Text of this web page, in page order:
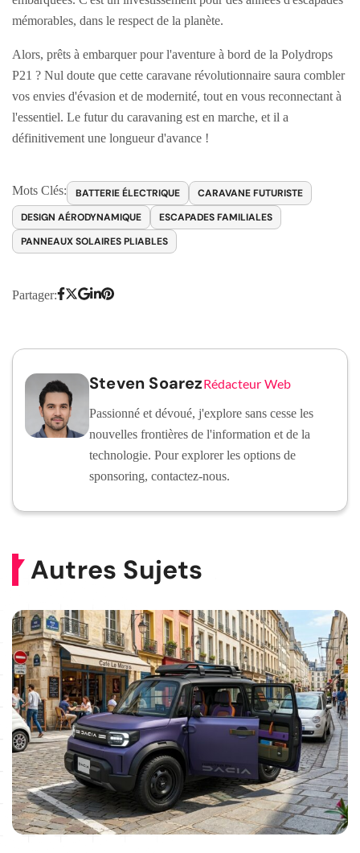
mémorables, dans le respect de la planète.
Alors, prêts à embarquer pour l'aventure à bord de la Polydrops
P21 ? Nul doute que cette caravane révolutionnaire saura combler
vos envies d'évasion et de modernité, tout en vous reconnectant à
l'essentiel. Le futur du caravaning est en marche, et il a
définitivement une longueur d'avance !
Mots Clés: BATTERIE ÉLECTRIQUE
CARAVANE FUTURISTE
DESIGN AÉRODYNAMIQUE
ESCAPADES FAMILIALES
PANNEAUX SOLAIRES PLIABLES
Partager:
Steven SoarezRédacteur Web
Passionné et dévoué, j'explore sans cesse les
nouvelles frontières de l'information et de la
technologie. Pour explorer les options de
sponsoring, contactez-nous.
Autres Sujets